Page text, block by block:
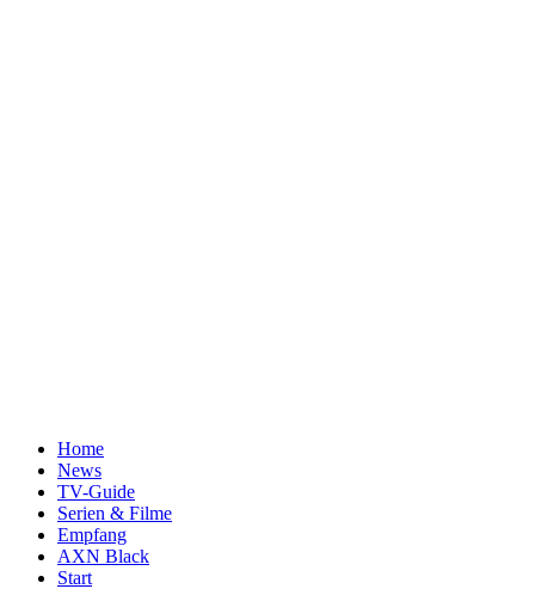
Home
News
TV-Guide
Serien & Filme
Empfang
AXN Black
Start